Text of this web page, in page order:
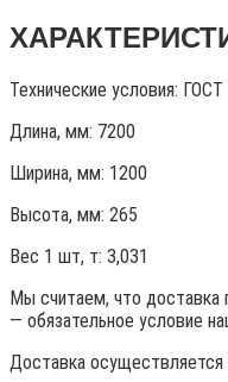
Технические условия: ГОСТ
Длина, мм: 7200
Ширина, мм: 1200
Высота, мм: 265
Вес 1 шт, т: 3,031
Мы считаем, что доставка
— обязательное условие
Доставка осуществляется